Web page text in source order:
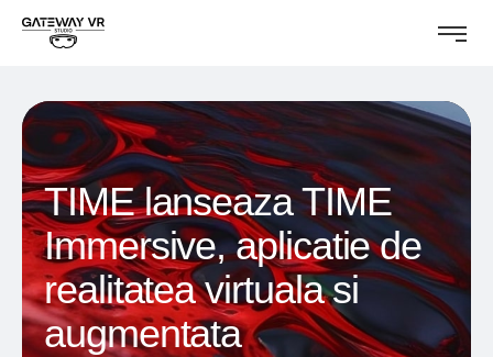
TIME lanseaza TIME
Immersive, aplicatie de
realitatea virtuala si
augmentata